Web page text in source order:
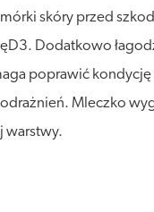
skóry przed
Dodatkowo
poprawić
Mleczko
warstwy.